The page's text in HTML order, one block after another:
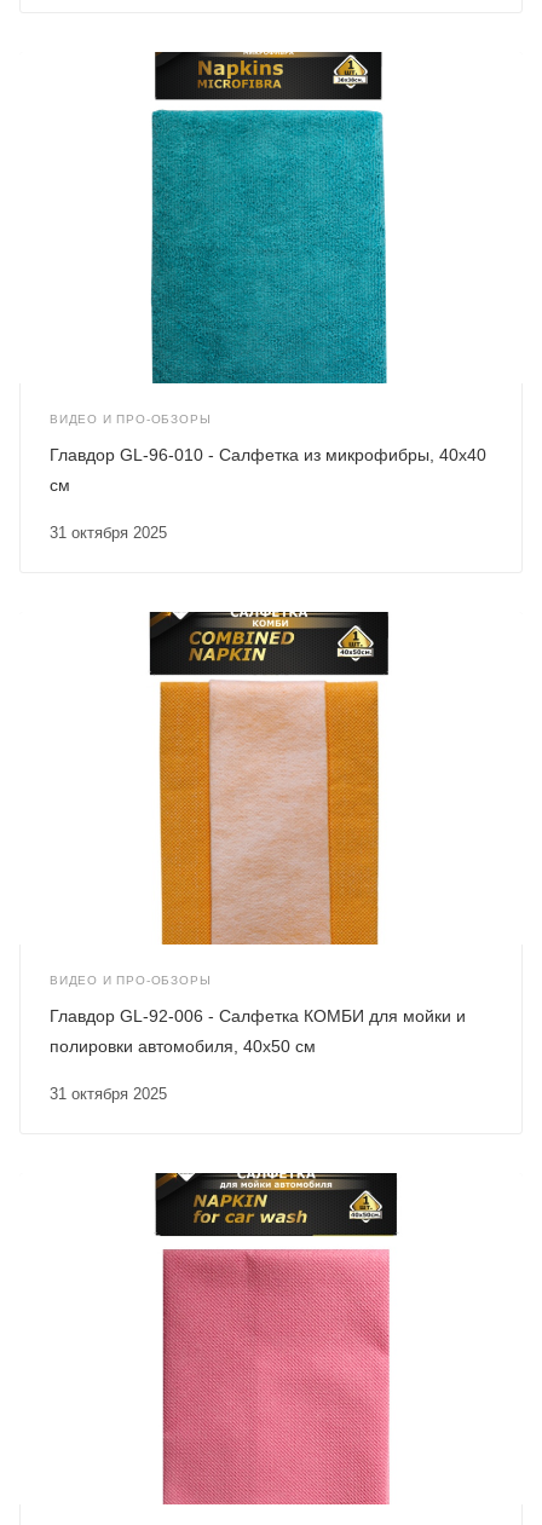
ВИДЕО И ПРО-ОБЗОРЫ
31 октября 2025
Главдор GL-96-010 - Салфетка из микрофибры, 40х40
см
ВИДЕО И ПРО-ОБЗОРЫ
31 октября 2025
Главдор GL-92-006 - Салфетка КОМБИ для мойки и
полировки автомобиля, 40х50 см